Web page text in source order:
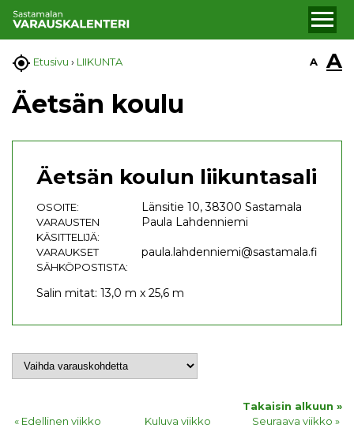
 Etusivu › LIIKUNTA A A
Äetsän koulu
Äetsän koulun liikuntasali
OSOITE: Länsitie 10, 38300 Sastamala
VARAUSTEN
KÄSITTELIJÄ:
Paula Lahdenniemi
VARAUKSET
SÄHKÖPOSTISTA:
paula.lahdenniemi@sastamala.fi
Salin mitat: 13,0 m x 25,6 m
Takaisin alkuun »
« Edellinen viikko
Kuluva viikko Seuraava viikko »